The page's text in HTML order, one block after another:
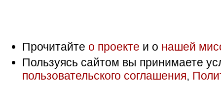
Прочитайте о проекте и о нашей
Пользуясь сайтом вы принимаете
пользовательского соглашения,